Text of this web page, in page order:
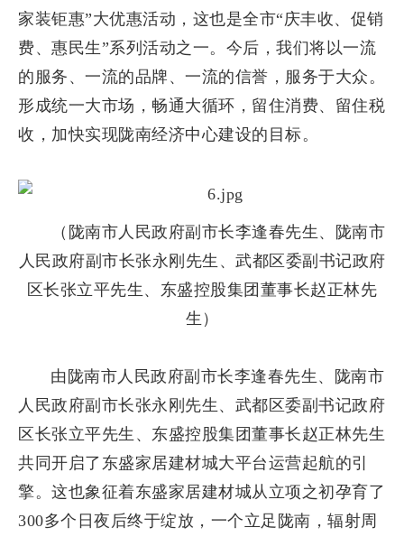
家装钜惠”大优惠活动，这也是全市“庆丰收、促销
费、惠民生”系列活动之一。今后，我们将以一流
的服务、一流的品牌、一流的信誉，服务于大众。
形成统一大市场，畅通大循环，留住消费、留住税
收，加快实现陇南经济中心建设的目标。
（陇南市人民政府副市长李逢春先生、陇南市
人民政府副市长张永刚先生、武都区委副书记政府
区长张立平先生、东盛控股集团董事长赵正林先
生）
由陇南市人民政府副市长李逢春先生、陇南市
人民政府副市长张永刚先生、武都区委副书记政府
区长张立平先生、东盛控股集团董事长赵正林先生
共同开启了东盛家居建材城大平台运营起航的引
擎。这也象征着东盛家居建材城从立项之初孕育了
300多个日夜后终于绽放，一个立足陇南，辐射周